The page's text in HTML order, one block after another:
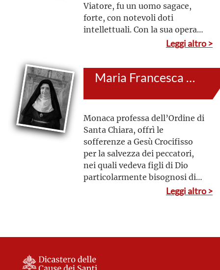
Viatore, fu un uomo sagace,
forte, con notevoli doti
intellettuali. Con la sua opera
volle dare risposte adeguate
dell’educazione e della
Leggi altro >
Maria Francesca del Bambino Gesù (al secolo: Maria Natividad Sánchez Villoria)
Monaca professa dell’Ordine di
Santa Chiara, offrì le
sofferenze a Gesù Crocifisso
per la salvezza dei peccatori,
nei quali vedeva figli di Dio
particolarmente bisognosi di
misericordia: esempio èLeggi altro >